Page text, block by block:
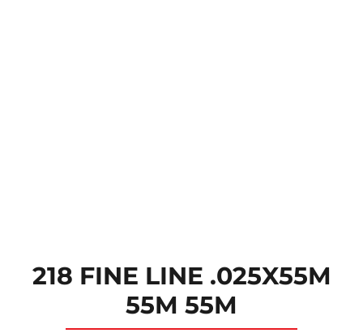
218 FINE LINE .025X55M
55M 55M